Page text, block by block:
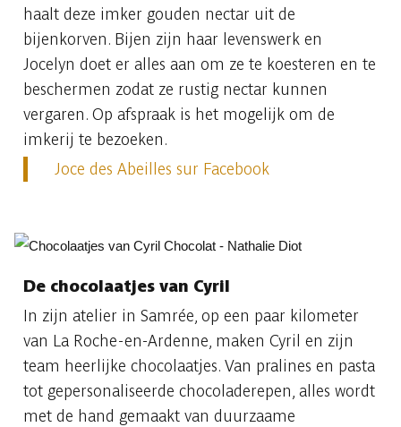
haalt deze imker gouden nectar uit de
bijenkorven. Bijen zijn haar levenswerk en
Jocelyn doet er alles aan om ze te koesteren en te
beschermen zodat ze rustig nectar kunnen
vergaren. Op afspraak is het mogelijk om de
imkerij te bezoeken.
Joce des Abeilles sur Facebook
De chocolaatjes van Cyril
In zijn atelier in Samrée, op een paar kilometer
van La Roche-en-Ardenne, maken Cyril en zijn
team heerlijke chocolaatjes. Van pralines en pasta
tot gepersonaliseerde chocoladerepen, alles wordt
met de hand gemaakt van duurzaame